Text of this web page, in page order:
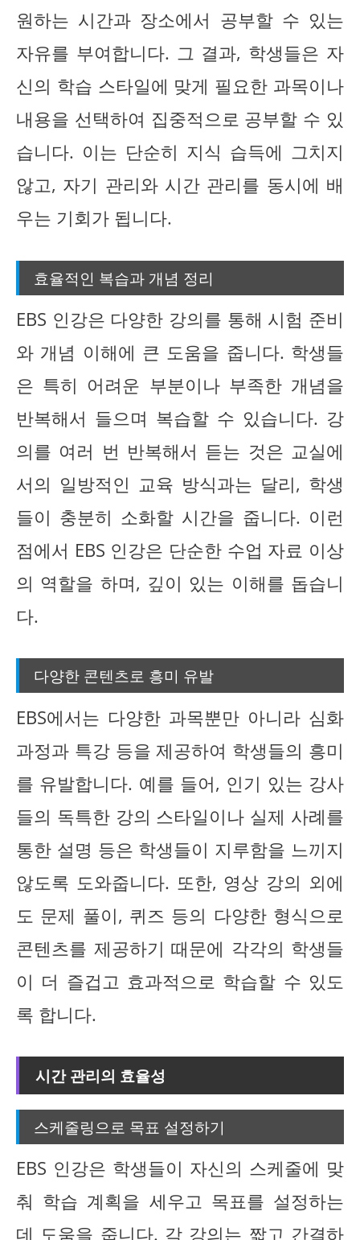
원하는 시간과 장소에서 공부할 수 있는
자유를 부여합니다. 그 결과, 학생들은 자
신의 학습 스타일에 맞게 필요한 과목이나
내용을 선택하여 집중적으로 공부할 수 있
습니다. 이는 단순히 지식 습득에 그치지
않고, 자기 관리와 시간 관리를 동시에 배
우는 기회가 됩니다.
효율적인 복습과 개념 정리
EBS 인강은 다양한 강의를 통해 시험 준비
와 개념 이해에 큰 도움을 줍니다. 학생들
은 특히 어려운 부분이나 부족한 개념을
반복해서 들으며 복습할 수 있습니다. 강
의를 여러 번 반복해서 듣는 것은 교실에
서의 일방적인 교육 방식과는 달리, 학생
들이 충분히 소화할 시간을 줍니다. 이런
점에서 EBS 인강은 단순한 수업 자료 이상
의 역할을 하며, 깊이 있는 이해를 돕습니
다.
다양한 콘텐츠로 흥미 유발
EBS에서는 다양한 과목뿐만 아니라 심화
과정과 특강 등을 제공하여 학생들의 흥미
를 유발합니다. 예를 들어, 인기 있는 강사
들의 독특한 강의 스타일이나 실제 사례를
통한 설명 등은 학생들이 지루함을 느끼지
않도록 도와줍니다. 또한, 영상 강의 외에
도 문제 풀이, 퀴즈 등의 다양한 형식으로
콘텐츠를 제공하기 때문에 각각의 학생들
이 더 즐겁고 효과적으로 학습할 수 있도
록 합니다.
시간 관리의 효율성
스케줄링으로 목표 설정하기
EBS 인강은 학생들이 자신의 스케줄에 맞
춰 학습 계획을 세우고 목표를 설정하는
데 도움을 줍니다. 각 강의는 짧고 간결하